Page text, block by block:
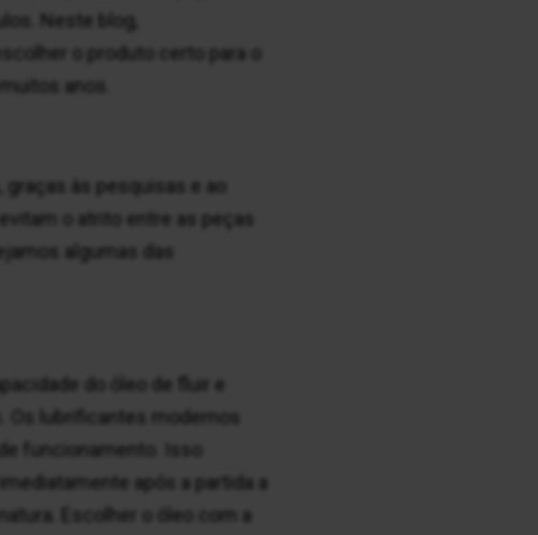
Neste blog,
o produto certo para o
anos.
às pesquisas e ao
o atrito entre as peças
algumas das
do óleo de fluir e
lubrificantes modernos
funcionamento. Isso
após a partida a
Escolher o óleo com a